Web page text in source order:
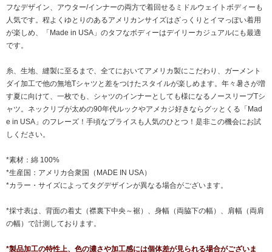
フなデザイン、アウター/インナーの両方で着回せるミドルウェイトボディーも
人気です。程よくゆとりのあるアメリカンサイズはざっくりとイマっぽい着用
が楽しめ、「Made in USA」のタフなボディーはデイリーカジュアルにも最適
です。
糸、生地、縫製に至るまで、全てにおいてアメリカ製にこだわり、ガーメント
ダイ加工で他の無地Tシャツと差をつけたスタイルが楽しめます。年々暑さが増
す夏に向けて、一枚でも、シャツのインナーとしても様になるノースリーブTシ
ャツ。ネックリブが太めの90年代ルックやアメカジ好きならグッとくる「Mad
e in USA」のフレーズ！手頃なプライスも人気のひとつ！是非この機会にお試
しください。
*素材：綿 100%
*生産国：アメリカ合衆国（MADE IN USA）
*カラー・サイズによってタグデザインが異なる場合がございます。
*採寸表は、背面の着丈（襟裏下中央～裾）、身幅（両脇下の幅）、肩幅（両肩
の幅）で計測しております。
*製品加工の特性上、色の濃さや加工感には個体差が見られる場合がございま